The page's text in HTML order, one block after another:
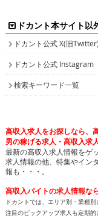
ドカント本サイト以
ドカント公式 X(旧Twitter)
ドカント公式 Instagram
検索キーワード一覧
高収入求人をお探しなら、
男の稼げる求人・高収入求
最新の高収入求人情報をゲ
求人情報の他、特集やイン
報も・・・。
高収入バイトの求人情報な
ドカントでは、エリア別・業種
注目のピックアップ求人も定期的